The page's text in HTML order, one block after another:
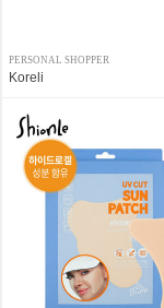
PERSONAL SHOPPER
Koreli